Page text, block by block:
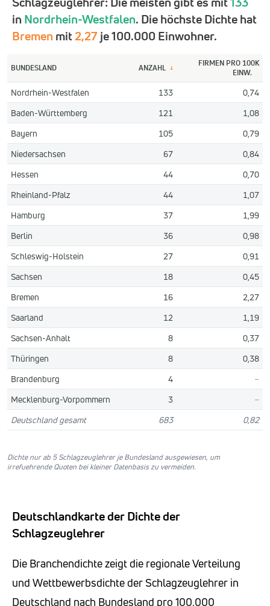
in Nordrhein-Westfalen. Die höchste Dichte hat
Bremen mit2,27je 100.000 Einwohner.
BUNDESLAND ANZAHL ↓
FIRMEN PRO 100K
EINW.
Nordrhein-Westfalen 133
0,74
Baden-Württemberg
121
1,08
Bayern
105
0,79
Niedersachsen
67
0,84
Hessen
44
0,70
Rheinland-Pfalz
44
1,07
Hamburg
37
1,99
Berlin
36
0,98
Schleswig-Holstein
27
0,91
Sachsen
18
0,45
Bremen
16
2,27
Saarland
12
1,19
Sachsen-Anhalt
8
0,37
Thüringen
8
0,38
Brandenburg
4
–
Mecklenburg-Vorpommern
3
–
Deutschland gesamt
683 0,82
Dichte nur ab 5 Schlagzeuglehrer je Bundesland ausgewiesen, um
irrefuehrende Quoten bei kleiner Datenbasis zu vermeiden.
Deutschlandkarte der Dichte der
Schlagzeuglehrer
Die Branchendichte zeigt die regionale Verteilung
und Wettbewerbsdichte der Schlagzeuglehrer in
Deutschland nach Bundesland pro 100.000